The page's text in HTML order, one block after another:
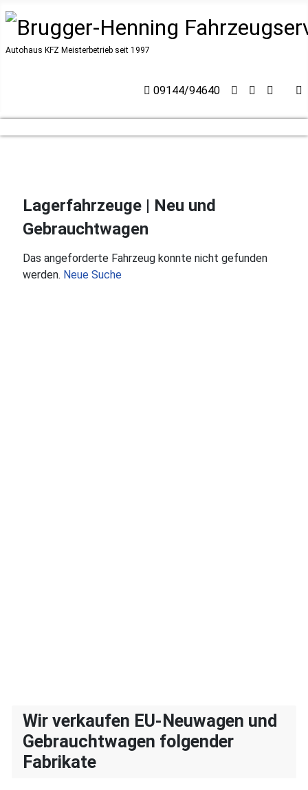
Autohaus KFZ Meisterbetrieb seit 1997
09144/94640
Lagerfahrzeuge | Neu und
Gebrauchtwagen
Das angeforderte Fahrzeug konnte nicht gefunden
werden. Neue Suche
Wir verkaufen EU-Neuwagen und
Gebrauchtwagen folgender
Fabrikate